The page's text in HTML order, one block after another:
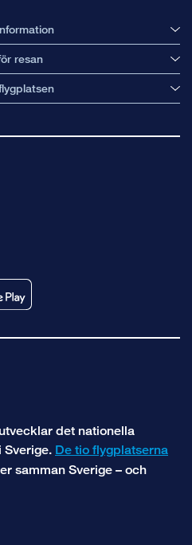
resan
det nationella
Sverige. De tio flygplatserna
samman Sverige – och